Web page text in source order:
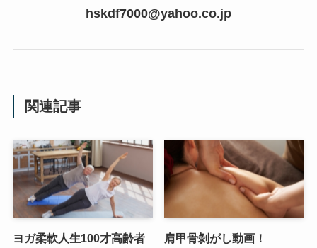
hskdf7000@yahoo.co.jp
関連記事
ヨガ柔軟人生100才高齢者
肩甲骨剝がし動画！